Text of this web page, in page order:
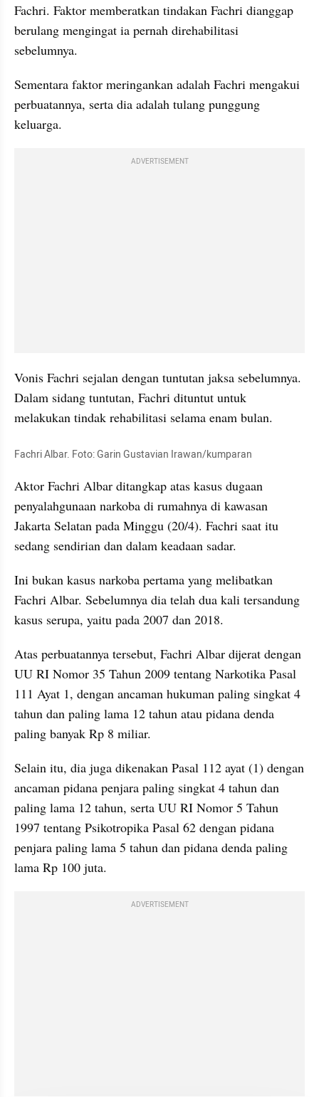
Fachri. Faktor memberatkan tindakan Fachri dianggap
berulang mengingat ia pernah direhabilitasi
sebelumnya.
Sementara faktor meringankan adalah Fachri mengakui
perbuatannya, serta dia adalah tulang punggung
keluarga.
ADVERTISEMENT
Vonis Fachri sejalan dengan tuntutan jaksa sebelumnya.
Dalam sidang tuntutan, Fachri dituntut untuk
melakukan tindak rehabilitasi selama enam bulan.
Fachri Albar. Foto: Garin Gustavian Irawan/kumparan
Aktor Fachri Albar ditangkap atas kasus dugaan
penyalahgunaan narkoba di rumahnya di kawasan
Jakarta Selatan pada Minggu (20/4). Fachri saat itu
sedang sendirian dan dalam keadaan sadar.
Ini bukan kasus narkoba pertama yang melibatkan
Fachri Albar. Sebelumnya dia telah dua kali tersandung
kasus serupa, yaitu pada 2007 dan 2018.
Atas perbuatannya tersebut, Fachri Albar dijerat dengan
UU RI Nomor 35 Tahun 2009 tentang Narkotika Pasal
111 Ayat 1, dengan ancaman hukuman paling singkat 4
tahun dan paling lama 12 tahun atau pidana denda
paling banyak Rp 8 miliar.
Selain itu, dia juga dikenakan Pasal 112 ayat (1) dengan
ancaman pidana penjara paling singkat 4 tahun dan
paling lama 12 tahun, serta UU RI Nomor 5 Tahun
1997 tentang Psikotropika Pasal 62 dengan pidana
penjara paling lama 5 tahun dan pidana denda paling
lama Rp 100 juta.
ADVERTISEMENT